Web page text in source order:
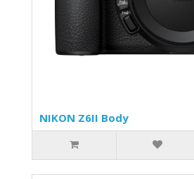
NIKON Z6II Body